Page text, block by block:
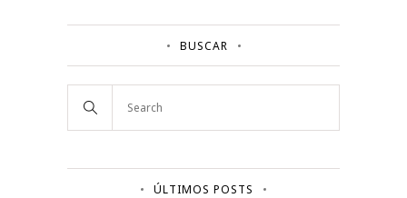
BUSCAR
ÚLTIMOS POSTS